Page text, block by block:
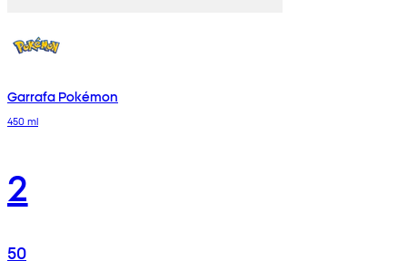
Garrafa Pokémon
450 ml
2
50